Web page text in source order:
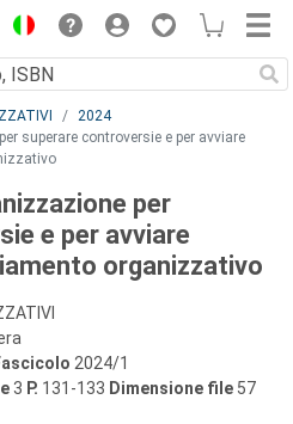
2024
superare controversie e per avviare
per
e per avviare
organizzativo
2024/1
3 P. 131-133 Dimensione file 57